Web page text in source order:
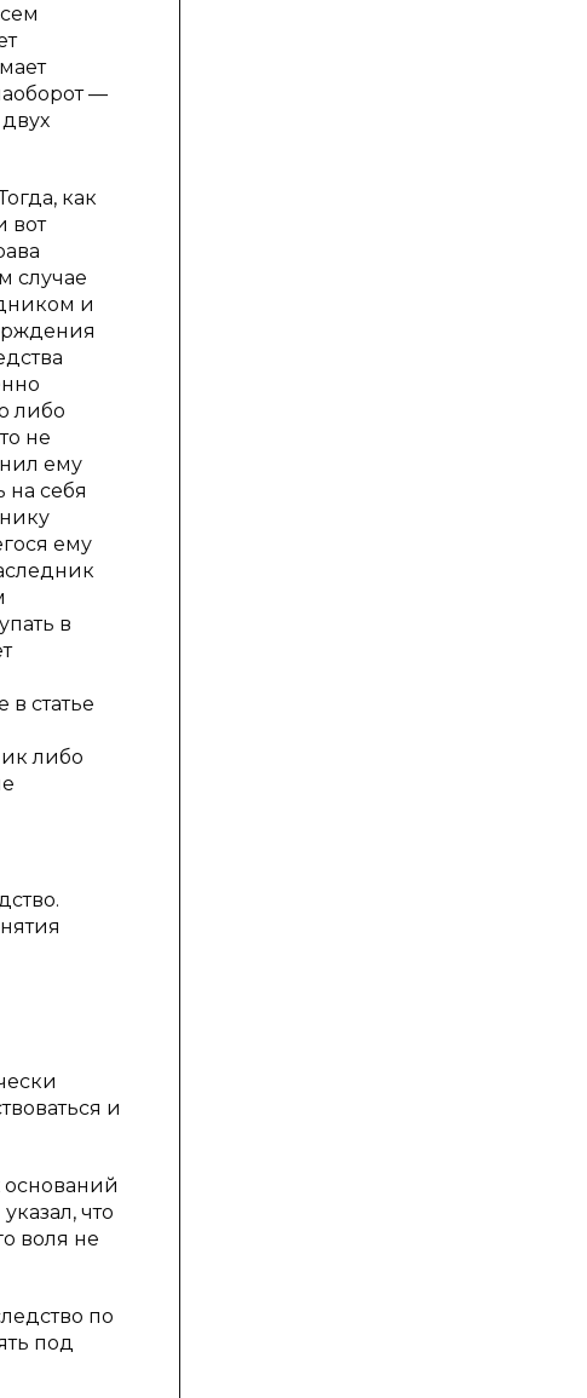
—
как
вот
случае
и
либо
не
ему
себя
ему
в
статье
либо
и
оснований
что
воля не
по
под